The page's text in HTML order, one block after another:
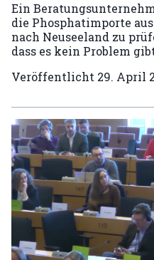
Ein
die Phosphatimporte
nach Neuseeland zu
dass es kein Problem
Veröffentlicht 29. April